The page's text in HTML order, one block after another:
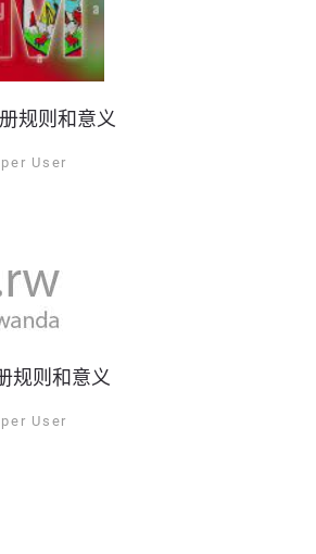
规则和意义
User
规则和意义
User